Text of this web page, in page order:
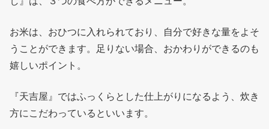
お米は、おひつに入れられており、自分で好きな量をよそ
うことができます。足りない場合、おかわりができるのも
嬉しいポイント。
『天吉屋』ではふっくらとした仕上がりになるよう、炊き
方にこだわっているといいます。